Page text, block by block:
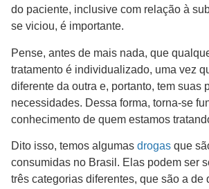
do paciente, inclusive com relação à
se viciou, é importante.
Pense, antes de mais nada, que
tratamento é individualizado, uma vez
diferente da outra e, portanto, tem suas
necessidades. Dessa forma, torna-se
conhecimento de quem estamos
Dito isso, temos algumas drogas que
consumidas no Brasil. Elas podem ser
três categorias diferentes, que são a de